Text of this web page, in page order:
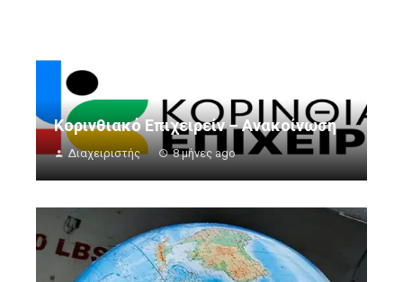
Κορινθιακό Επιχειρείν – Ανακοίνωση
Διαχειριστής 8 μήνες ago